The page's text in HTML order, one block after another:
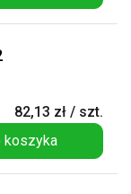
82,13 zł / szt.
koszyka